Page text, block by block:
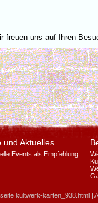
freuen uns auf Ihren
und Aktuelles
Events als Empfehlung
kultwerk-karten_938.html |